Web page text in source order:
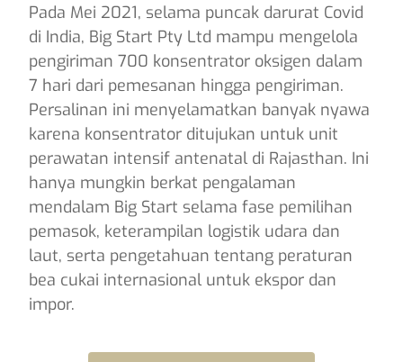
Pada Mei 2021, selama puncak darurat Covid
di India, Big Start Pty Ltd mampu mengelola
pengiriman 700 konsentrator oksigen dalam
7 hari dari pemesanan hingga pengiriman.
Persalinan ini menyelamatkan banyak nyawa
karena konsentrator ditujukan untuk unit
perawatan intensif antenatal di Rajasthan. Ini
hanya mungkin berkat pengalaman
mendalam Big Start selama fase pemilihan
pemasok, keterampilan logistik udara dan
laut, serta pengetahuan tentang peraturan
bea cukai internasional untuk ekspor dan
impor.